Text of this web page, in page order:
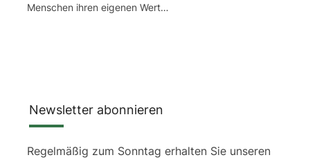
Menschen ihren eigenen Wert…
Newsletter abonnieren
Regelmäßig zum Sonntag erhalten Sie unseren